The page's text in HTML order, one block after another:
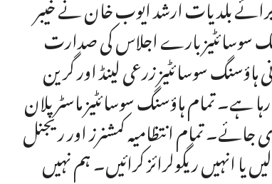
سوسائٹیز بارے اجلاس کی صدارت
سوسائٹیز زرعی لینڈ اور گرین
ہے۔ تمام ہاؤسنگ سوسائٹیز ماسٹر پلان
جائے۔ تمام انتظامیہ کمشنرز اور ریجنل
یا انہیں ریگولرائز کرائیں۔ ہم نہیں